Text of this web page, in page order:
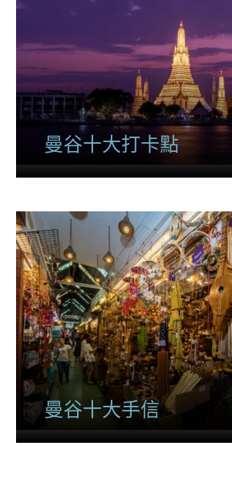
曼谷十大打卡點
曼谷十大手信